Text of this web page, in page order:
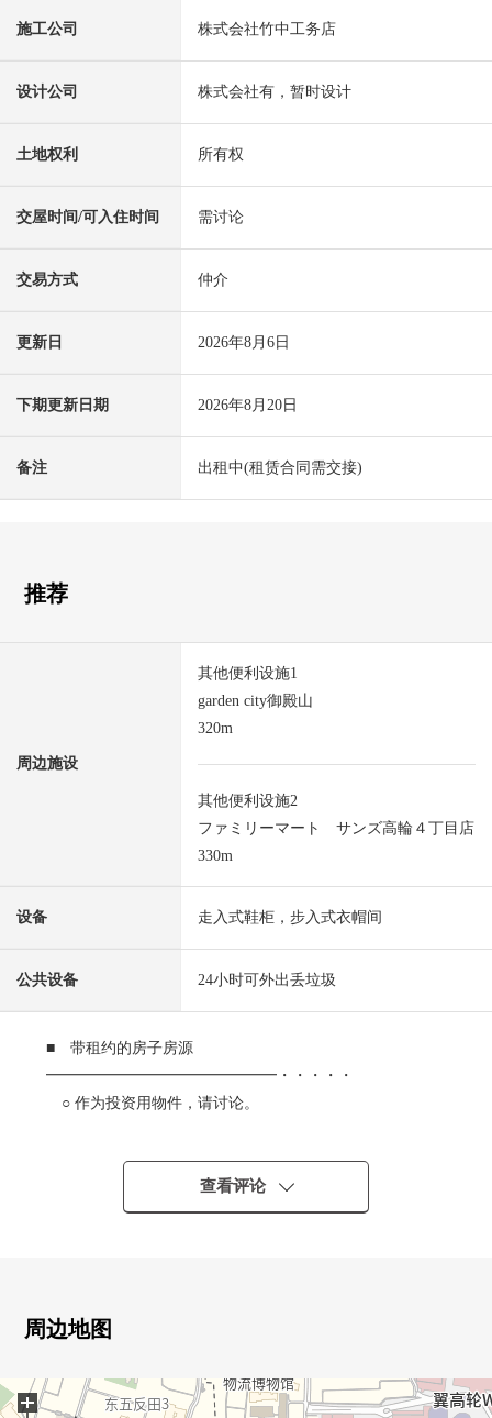
施工公司 株式会社竹中工务店
设计公司 株式会社有，暂时设计
土地权利 所有权
交屋时间/可入住时间 需讨论
交易方式 仲介
更新日 2026年8月6日
下期更新日期 2026年8月20日
备注 出租中(租赁合同需交接)
推荐
周边施设
其他便利设施1
garden city御殿山
320m
其他便利设施2
ファミリーマート サンズ高輪４丁目店
330m
设备 走入式鞋柜，步入式衣帽间
公共设备 24小时可外出丢垃圾
■ 带租约的房子房源
━━━━━━━━━━━━━━━・・・・・
○ 作为投资用物件，请讨论。
○ 年预测回报率：约2.6%
※回报率是为相对于售价的一年的租金收入(包括公益金等
※租金收入确实历时将来不是保证能够得到的东西。
■ 房间的特徴
查看评论
周边地图
+